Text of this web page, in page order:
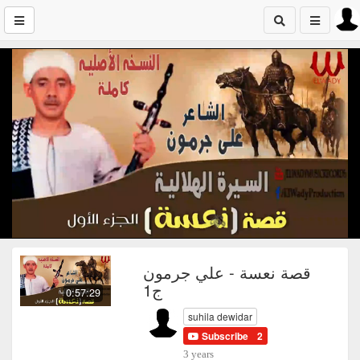
0:57:29
قصة نعسة - علي جرمون
ج1
suhila dewidar
Subscribe 2
3 years